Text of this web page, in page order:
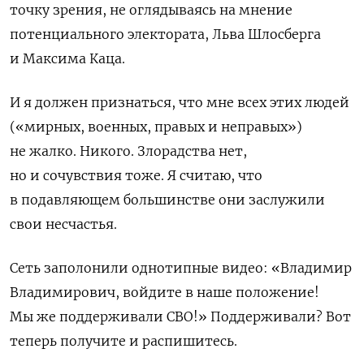
точку зрения, не оглядываясь на мнение
потенциального электората, Льва Шлосберга
и Максима Каца.
И я должен признаться, что мне всех этих людей
(«мирных, военных, правых и неправых»)
не жалко. Никого. Злорадства нет,
но и сочувствия тоже. Я считаю, что
в подавляющем большинстве они заслужили
свои несчастья.
Сеть заполонили однотипные видео: «Владимир
Владимирович, войдите в наше положение!
Мы же поддерживали СВО!» Поддерживали? Вот
теперь получите и распишитесь.